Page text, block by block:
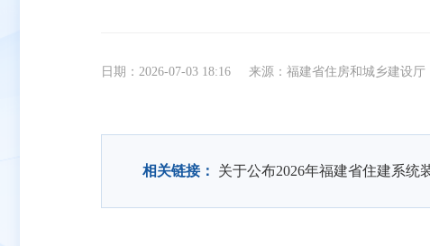
日期：2026-07-03 18:16 来源：福建省住房和城乡建设厅
相关链接： 关于公布2026年福建省住建系统